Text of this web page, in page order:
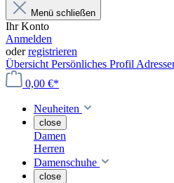
Menü schließen
Ihr Konto
Anmelden
oderregistrieren
Übersicht Persönliches Profil
0,00 €*
Neuheiten
close
Damen
Herren
Damenschuhe
close